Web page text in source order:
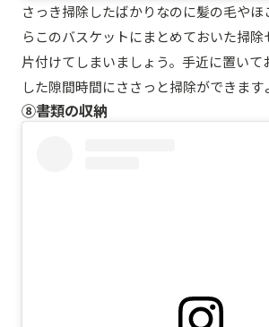
さっき掃除したばかりなのに髪の毛や
らこのバスケットにまとめておいた掃除
片付けてしまいましょう。手近に置いて
した隙間時間にささっと掃除ができます
⑧書類の収納